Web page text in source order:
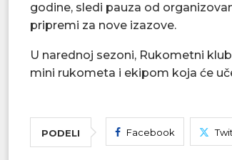
godine, sledi pauza od
pripremi za nove izazove.
U narednoj sezoni, Rukometni
mini rukometa i ekipom koja će
PODELI Facebook